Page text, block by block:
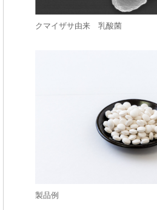
クマイザサ由来 乳酸菌
製品例